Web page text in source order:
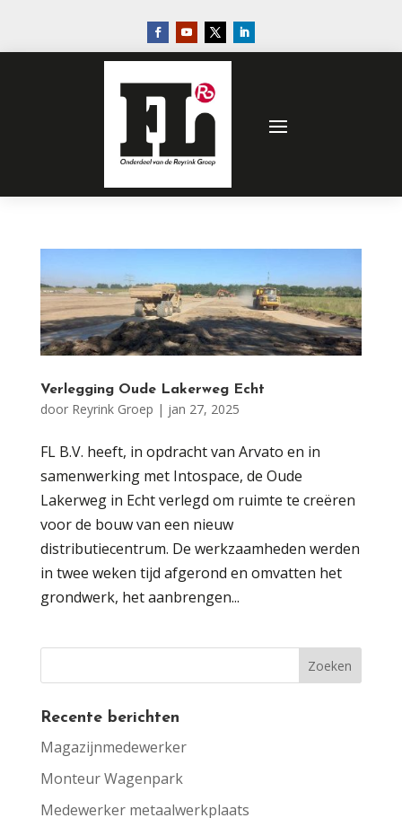
Verlegging Oude Lakerweg Echt
door Reyrink Groep | jan 27, 2025
FL B.V. heeft, in opdracht van Arvato en in
samenwerking met Intospace, de Oude
Lakerweg in Echt verlegd om ruimte te creëren
voor de bouw van een nieuw
distributiecentrum. De werkzaamheden werden
in twee weken tijd afgerond en omvatten het
grondwerk, het aanbrengen...
Recente berichten
Magazijnmedewerker
Monteur Wagenpark
Medewerker metaalwerkplaats